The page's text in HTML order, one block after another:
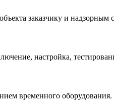
заказчику и надзорным
настройка,
временного оборудования.